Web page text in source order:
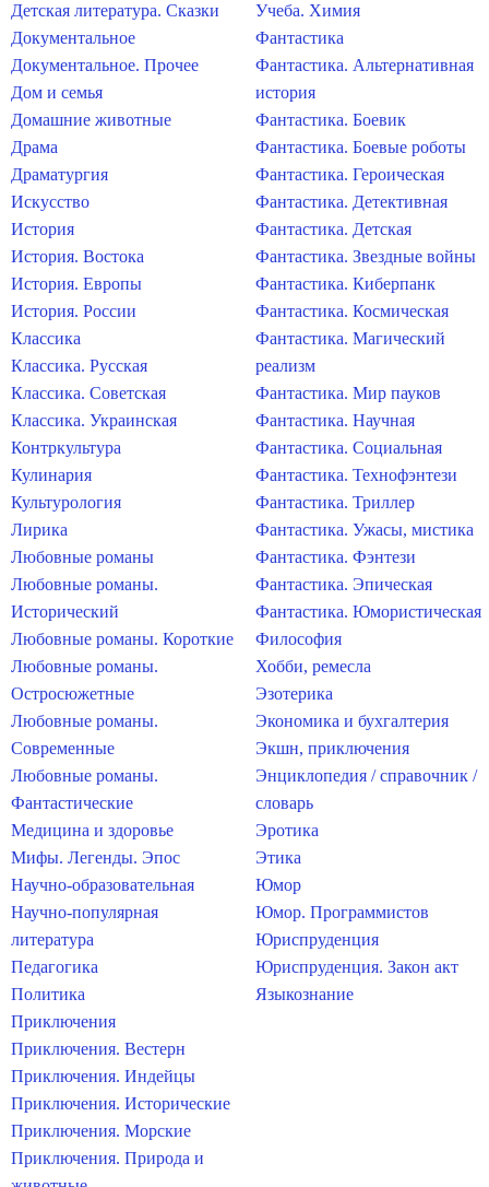
Детская литература. Сказки
Документальное
Документальное. Прочее
Дом и семья
Домашние животные
Драма
Драматургия
Искусство
История
История. Востока
История. Европы
История. России
Классика
Классика. Русская
Классика. Советская
Классика. Украинская
Контркультура
Кулинария
Культурология
Лирика
Любовные романы
Любовные романы.
Исторический
Любовные романы. Короткие
Любовные романы.
Остросюжетные
Любовные романы.
Современные
Любовные романы.
Фантастические
Медицина и здоровье
Мифы. Легенды. Эпос
Научно-образовательная
Научно-популярная
литература
Педагогика
Политика
Приключения
Приключения. Вестерн
Приключения. Индейцы
Приключения. Исторические
Приключения. Морские
Приключения. Природа и
Учеба. Химия
Фантастика
Фантастика. Альтернативная
история
Фантастика. Боевик
Фантастика. Боевые роботы
Фантастика. Героическая
Фантастика. Детективная
Фантастика. Детская
Фантастика. Звездные войны
Фантастика. Киберпанк
Фантастика. Космическая
Фантастика. Магический
реализм
Фантастика. Мир пауков
Фантастика. Научная
Фантастика. Социальная
Фантастика. Технофэнтези
Фантастика. Триллер
Фантастика. Ужасы, мистика
Фантастика. Фэнтези
Фантастика. Эпическая
Фантастика. Юмористическая
Философия
Хобби, ремесла
Эзотерика
Экономика и бухгалтерия
Экшн, приключения
Энциклопедия / справочник /
словарь
Эротика
Этика
Юмор
Юмор. Программистов
Юриспруденция
Юриспруденция. Закон акт
Языкознание